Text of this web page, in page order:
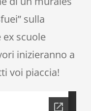
sulla
scuole
inizieranno a
voi piaccia!